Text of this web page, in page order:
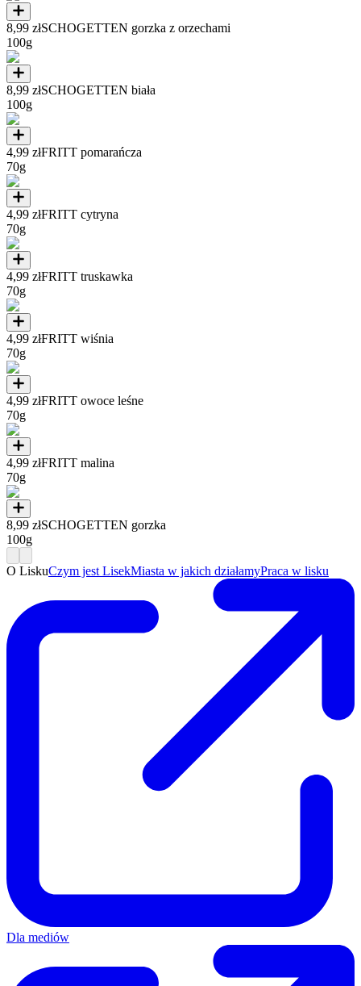
8,99 złSCHOGETTEN gorzka z orzechami
100g
8,99 złSCHOGETTEN biała
100g
4,99 złFRITT pomarańcza
70g
4,99 złFRITT cytryna
70g
4,99 złFRITT truskawka
70g
4,99 złFRITT wiśnia
70g
4,99 złFRITT owoce leśne
70g
4,99 złFRITT malina
70g
8,99 złSCHOGETTEN gorzka
100g
O LiskuCzym jest LisekMiasta w jakich działamyPraca w lisku
Dla mediów